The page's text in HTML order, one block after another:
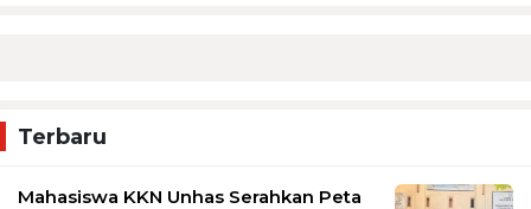
Terbaru
Mahasiswa KKN Unhas Serahkan Peta